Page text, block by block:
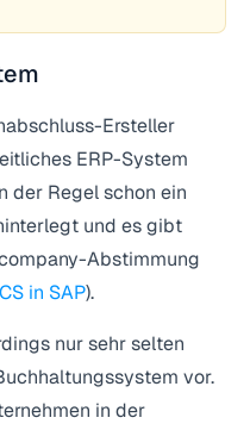
Ersteller
ERP-System
der Regel schon ein
und es gibt
Abstimmung
in SAP).
nur sehr selten
vor.
in der